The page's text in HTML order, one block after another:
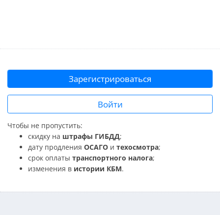
Зарегистрироваться
Войти
Чтобы не пропустить:
скидку на штрафы ГИБДД;
дату продления ОСАГО и техосмотра;
срок оплаты транспортного налога;
изменения в истории КБМ.